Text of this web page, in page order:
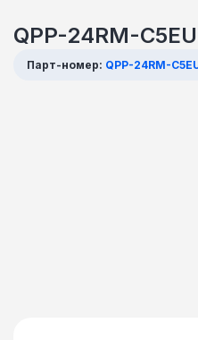
QPP-24RM-
Парт-номер: QPP-24RM-